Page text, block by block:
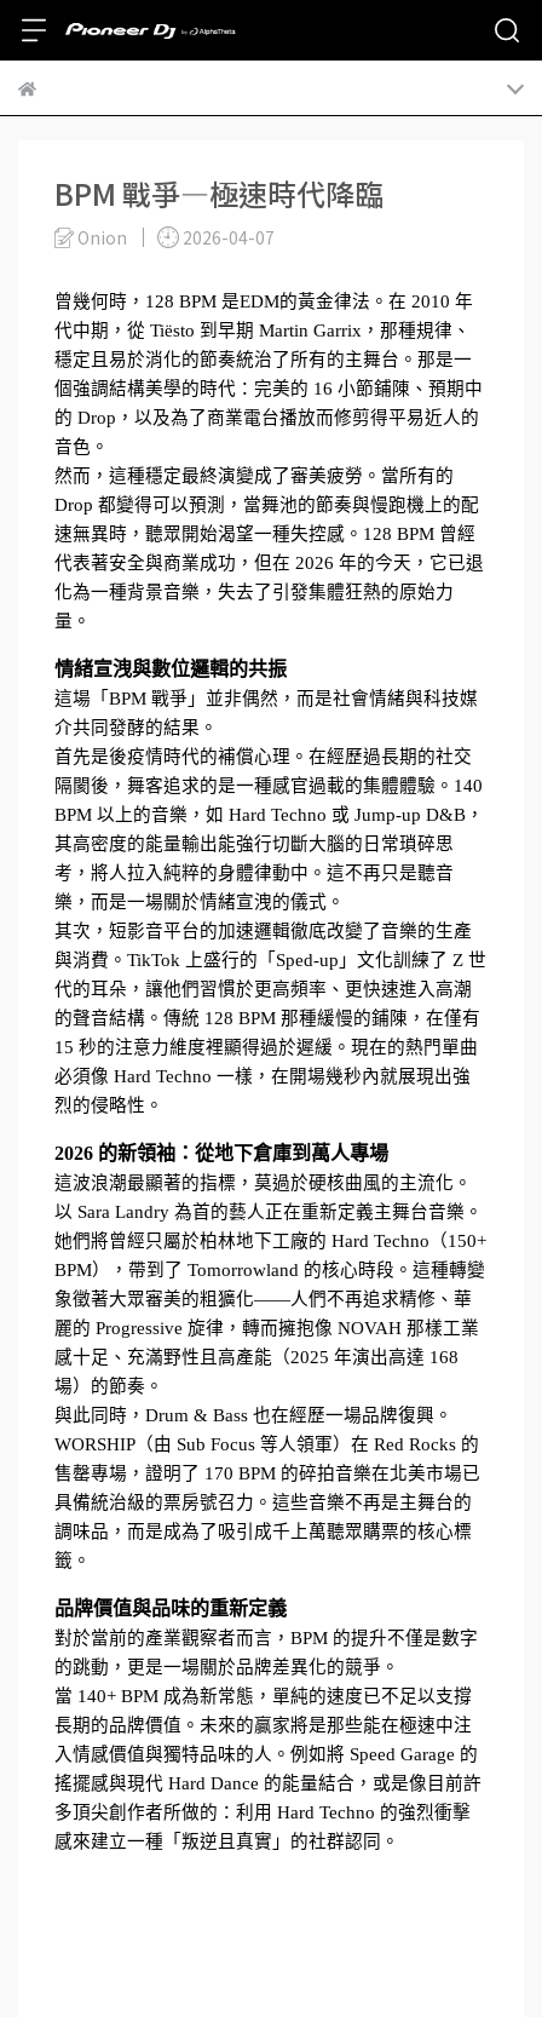
BPM 戰爭—極速時代降臨
Onion 2026-04-07
曾幾何時，128 BPM 是EDM的黃金律法。在 2010 年
代中期，從 Tiësto 到早期 Martin Garrix，那種規律、
穩定且易於消化的節奏統治了所有的主舞台。那是一
個強調結構美學的時代：完美的 16 小節鋪陳、預期中
的 Drop，以及為了商業電台播放而修剪得平易近人的
音色。
然而，這種穩定最終演變成了審美疲勞。當所有的
Drop 都變得可以預測，當舞池的節奏與慢跑機上的配
速無異時，聽眾開始渴望一種失控感。128 BPM 曾經
代表著安全與商業成功，但在 2026 年的今天，它已退
化為一種背景音樂，失去了引發集體狂熱的原始力
量。
情緒宣洩與數位邏輯的共振
這場「BPM 戰爭」並非偶然，而是社會情緒與科技媒
介共同發酵的結果。
首先是後疫情時代的補償心理。在經歷過長期的社交
隔閡後，舞客追求的是一種感官過載的集體體驗。140
BPM 以上的音樂，如 Hard Techno 或 Jump-up D&B，
其高密度的能量輸出能強行切斷大腦的日常瑣碎思
考，將人拉入純粹的身體律動中。這不再只是聽音
樂，而是一場關於情緒宣洩的儀式。
其次，短影音平台的加速邏輯徹底改變了音樂的生產
與消費。TikTok 上盛行的「Sped-up」文化訓練了 Z 世
代的耳朵，讓他們習慣於更高頻率、更快速進入高潮
的聲音結構。傳統 128 BPM 那種緩慢的鋪陳，在僅有
15 秒的注意力維度裡顯得過於遲緩。現在的熱門單曲
必須像 Hard Techno 一樣，在開場幾秒內就展現出強
烈的侵略性。
2026 的新領袖：從地下倉庫到萬人專場
這波浪潮最顯著的指標，莫過於硬核曲風的主流化。
以 Sara Landry 為首的藝人正在重新定義主舞台音樂。
她們將曾經只屬於柏林地下工廠的 Hard Techno（150+
BPM），帶到了 Tomorrowland 的核心時段。這種轉變
象徵著大眾審美的粗獷化——人們不再追求精修、華
麗的 Progressive 旋律，轉而擁抱像 NOVAH 那樣工業
感十足、充滿野性且高產能（2025 年演出高達 168
場）的節奏。
與此同時，Drum & Bass 也在經歷一場品牌復興。
WORSHIP（由 Sub Focus 等人領軍）在 Red Rocks 的
售罄專場，證明了 170 BPM 的碎拍音樂在北美市場已
具備統治級的票房號召力。這些音樂不再是主舞台的
調味品，而是成為了吸引成千上萬聽眾購票的核心標
籤。
品牌價值與品味的重新定義
對於當前的產業觀察者而言，BPM 的提升不僅是數字
的跳動，更是一場關於品牌差異化的競爭。
當 140+ BPM 成為新常態，單純的速度已不足以支撐
長期的品牌價值。未來的贏家將是那些能在極速中注
入情感價值與獨特品味的人。例如將 Speed Garage 的
搖擺感與現代 Hard Dance 的能量結合，或是像目前許
多頂尖創作者所做的：利用 Hard Techno 的強烈衝擊
感來建立一種「叛逆且真實」的社群認同。